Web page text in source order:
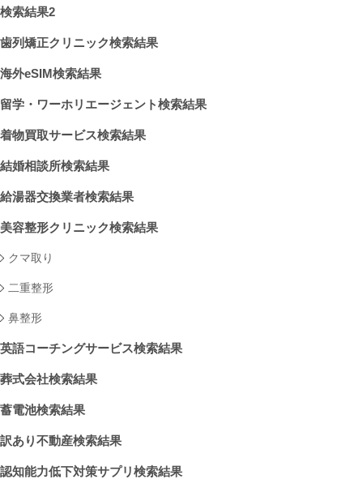
検索結果2
歯列矯正クリニック検索結果
海外eSIM検索結果
留学・ワーホリエージェント検索結果
着物買取サービス検索結果
結婚相談所検索結果
給湯器交換業者検索結果
美容整形クリニック検索結果
クマ取り
二重整形
鼻整形
英語コーチングサービス検索結果
葬式会社検索結果
蓄電池検索結果
訳あり不動産検索結果
認知能力低下対策サプリ検索結果